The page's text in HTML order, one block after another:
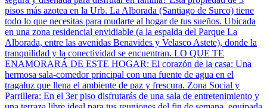
pisos más azotea en la Urb. La Alborada (Santiago de Surco) tiene
todo lo que necesitas para mudarte al hogar de tus sueños. Ubicada
en una zona residencial envidiable (a la espalda del Parque La
Alborada, entre las avenidas Benavides y Velasco Astete), donde la
tranquilidad y la conectividad se encuentran. LO QUE TE
ENAMORARÁ DE ESTE HOGAR: El corazón de la casa: Una
hermosa sala-comedor principal con una fuente de agua en el
tragaluz que llena el ambiente de paz y frescura. Zona Social y
Parrillera: En el 3er piso disfrutarás de una sala de entretenimiento y